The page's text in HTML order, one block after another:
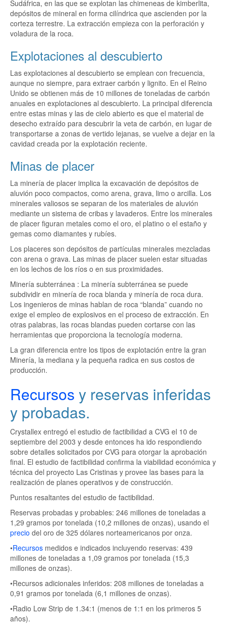
Sudáfrica, en las que se explotan las chimeneas de kimberlita,
depósitos de mineral en forma cilíndrica que ascienden por la
corteza terrestre. La extracción empieza con la perforación y
voladura de la roca.
Explotaciones al descubierto
Las explotaciones al descubierto se emplean con frecuencia,
aunque no siempre, para extraer carbón y lignito. En el Reino
Unido se obtienen más de 10 millones de toneladas de carbón
anuales en explotaciones al descubierto. La principal diferencia
entre estas minas y las de cielo abierto es que el material de
desecho extraído para descubrir la veta de carbón, en lugar de
transportarse a zonas de vertido lejanas, se vuelve a dejar en la
cavidad creada por la explotación reciente.
Minas de placer
La minería de placer implica la excavación de depósitos de
aluvión poco compactos, como arena, grava, limo o arcilla. Los
minerales valiosos se separan de los materiales de aluvión
mediante un sistema de cribas y lavaderos. Entre los minerales
de placer figuran metales como el oro, el platino o el estaño y
gemas como diamantes y rubíes.
Los placeres son depósitos de partículas minerales mezcladas
con arena o grava. Las minas de placer suelen estar situadas
en los lechos de los ríos o en sus proximidades.
Minería subterránea : La minería subterránea se puede
subdividir en minería de roca blanda y minería de roca dura.
Los ingenieros de minas hablan de roca “blanda” cuando no
exige el empleo de explosivos en el proceso de extracción. En
otras palabras, las rocas blandas pueden cortarse con las
herramientas que proporciona la tecnología moderna.
La gran diferencia entre los tipos de explotación entre la gran
Minería, la mediana y la pequeña radica en sus costos de
producción.
Recursos y reservas inferidas
y probadas.
Crystallex entregó el estudio de factibilidad a CVG el 10 de
septiembre del 2003 y desde entonces ha ido respondiendo
sobre detalles solicitados por CVG para otorgar la aprobación
final. El estudio de factibilidad confirma la viabilidad económica y
técnica del proyecto Las Cristinas y provee las bases para la
realización de planes operativos y de construcción.
Puntos resaltantes del estudio de factibilidad.
Reservas probadas y probables: 246 millones de toneladas a
1,29 gramos por tonelada (10,2 millones de onzas), usando el
precio del oro de 325 dólares norteamericanos por onza.
•Recursos medidos e indicados incluyendo reservas: 439
millones de toneladas a 1,09 gramos por tonelada (15,3
millones de onzas).
•Recursos adicionales inferidos: 208 millones de toneladas a
0,91 gramos por tonelada (6,1 millones de onzas).
•Radio Low Strip de 1.34:1 (menos de 1:1 en los primeros 5
años).